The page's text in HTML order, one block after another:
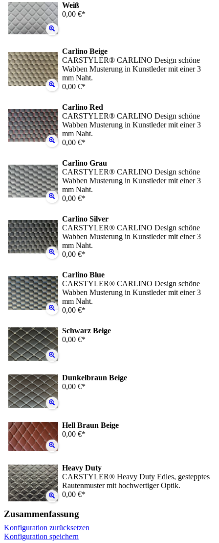
Weiß
0,00 €*
Carlino Beige
CARSTYLER® CARLINO Design schöne
Wabben Musterung in Kunstleder mit einer 3
mm Naht.
0,00 €*
Carlino Red
CARSTYLER® CARLINO Design schöne
Wabben Musterung in Kunstleder mit einer 3
mm Naht.
0,00 €*
Carlino Grau
CARSTYLER® CARLINO Design schöne
Wabben Musterung in Kunstleder mit einer 3
mm Naht.
0,00 €*
Carlino Silver
CARSTYLER® CARLINO Design schöne
Wabben Musterung in Kunstleder mit einer 3
mm Naht.
0,00 €*
Carlino Blue
CARSTYLER® CARLINO Design schöne
Wabben Musterung in Kunstleder mit einer 3
mm Naht.
0,00 €*
Schwarz Beige
0,00 €*
Dunkelbraun Beige
0,00 €*
Hell Braun Beige
0,00 €*
Heavy Duty
CARSTYLER® Heavy Duty Edles, gestepptes
Rautenmuster mit hochwertiger Optik.
0,00 €*
Zusammenfassung
Konfiguration zurücksetzen
Konfiguration speichern